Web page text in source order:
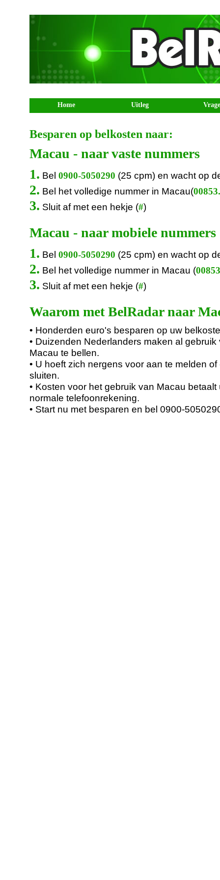
Home Uitleg
Besparen op belkosten naar:
Macau - naar vaste nummers
1. Bel 0900-5050290 (25 cpm) en wacht op
2. Bel het volledige nummer in Macau(
3. Sluit af met een hekje (#)
Macau - naar mobiele nummers
1. Bel 0900-5050290 (25 cpm) en wacht op
2. Bel het volledige nummer in Macau (
3. Sluit af met een hekje (#)
Waarom met BelRadar naar
• Honderden euro's besparen op uw
• Duizenden Nederlanders maken al
Macau te bellen.
• U hoeft zich nergens voor aan te melden
sluiten.
• Kosten voor het gebruik van Macau
normale telefoonrekening.
• Start nu met besparen en bel 0900-